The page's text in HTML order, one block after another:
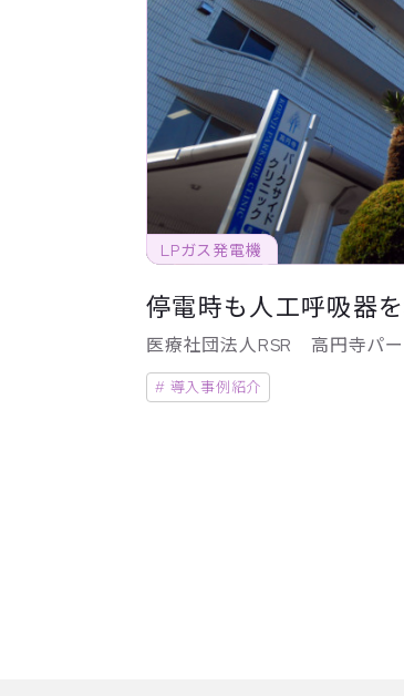
LPガス発電機
停電時も人工呼吸器
医療社団法人RSR 高円寺パ
# 導入事例紹介